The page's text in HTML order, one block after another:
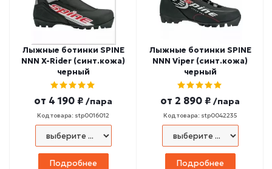
Лыжные ботинки SPINE
NNN X-Rider (синт.кожа)
черный
от 4 190 ₽ /пара
Код товара: stp0016012
Подробнее
Лыжные ботинки SPINE
NNN Viper (синт.кожа)
черный
от 2 890 ₽ /пара
Код товара: stp0042235
Подробнее